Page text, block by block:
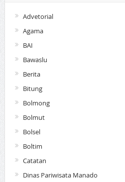
Advetorial
Agama
BAI
Bawaslu
Berita
Bitung
Bolmong
Bolmut
Bolsel
Boltim
Catatan
Dinas Pariwisata Manado